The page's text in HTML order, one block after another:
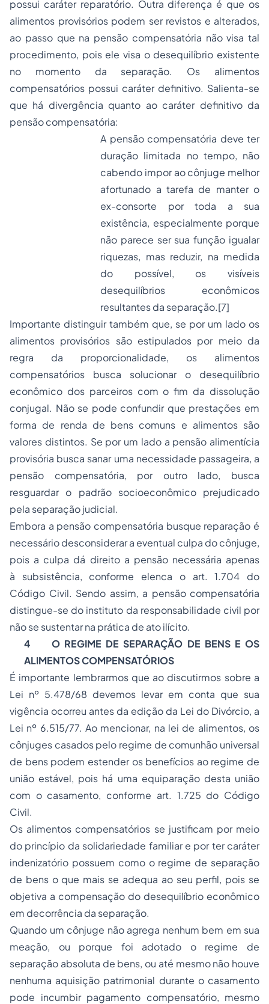
possui caráter reparatório. Outra diferença é que os
alimentos provisórios podem ser revistos e alterados,
ao passo que na pensão compensatória não visa tal
procedimento, pois ele visa o desequilíbrio existente
no momento da separação. Os alimentos
compensatórios possui caráter definitivo. Salienta-se
que há divergência quanto ao caráter definitivo da
pensão compensatória:
A pensão compensatória deve ter
duração limitada no tempo, não
cabendo impor ao cônjuge melhor
afortunado a tarefa de manter o
ex-consorte por toda a sua
existência, especialmente porque
não parece ser sua função igualar
riquezas, mas reduzir, na medida
do possível, os visíveis
desequilíbrios econômicos
resultantes da separação.[7]
Importante distinguir também que, se por um lado os
alimentos provisórios são estipulados por meio da
regra da proporcionalidade, os alimentos
compensatórios busca solucionar o desequilíbrio
econômico dos parceiros com o fim da dissolução
conjugal. Não se pode confundir que prestações em
forma de renda de bens comuns e alimentos são
valores distintos. Se por um lado a pensão alimentícia
provisória busca sanar uma necessidade passageira, a
pensão compensatória, por outro lado, busca
resguardar o padrão socioeconômico prejudicado
pela separação judicial.
Embora a pensão compensatória busque reparação é
necessário desconsiderar a eventual culpa do cônjuge,
pois a culpa dá direito a pensão necessária apenas
à subsistência, conforme elenca o art. 1.704 do
Código Civil. Sendo assim, a pensão compensatória
distingue-se do instituto da responsabilidade civil por
não se sustentar na prática de ato ilícito.
4 O REGIME DE SEPARAÇÃO DE BENS E OS
ALIMENTOS COMPENSATÓRIOS
É importante lembrarmos que ao discutirmos sobre a
Lei nº 5.478/68 devemos levar em conta que sua
vigência ocorreu antes da edição da Lei do Divórcio, a
Lei nº 6.515/77. Ao mencionar, na lei de alimentos, os
cônjuges casados pelo regime de comunhão universal
de bens podem estender os benefícios ao regime de
união estável, pois há uma equiparação desta união
com o casamento, conforme art. 1.725 do Código
Civil.
Os alimentos compensatórios se justificam por meio
do princípio da solidariedade familiar e por ter caráter
indenizatório possuem como o regime de separação
de bens o que mais se adequa ao seu perfil, pois se
objetiva a compensação do desequilíbrio econômico
em decorrência da separação.
Quando um cônjuge não agrega nenhum bem em sua
meação, ou porque foi adotado o regime de
separação absoluta de bens, ou até mesmo não houve
nenhuma aquisição patrimonial durante o casamento
pode incumbir pagamento compensatório, mesmo